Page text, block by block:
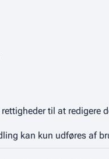
til at redigere
kan kun udføres af